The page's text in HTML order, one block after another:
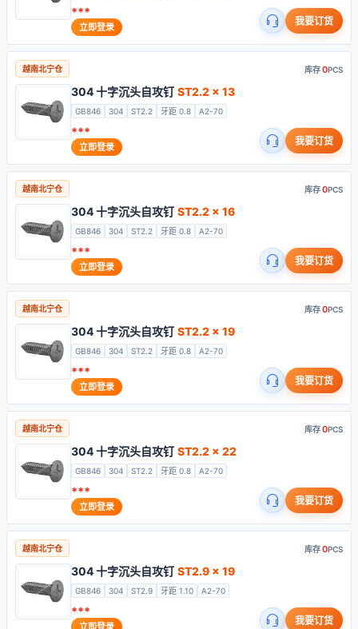
***
立即登录 我要订货
越南北宁仓 库存0PCS
304 十字沉头自攻钉 ST2.2 x 13
GB846 304 ST2.2 牙距 0.8 A2-70
***
立即登录 我要订货
越南北宁仓 库存0PCS
304 十字沉头自攻钉 ST2.2 x 16
GB846 304 ST2.2 牙距 0.8 A2-70
***
立即登录 我要订货
越南北宁仓 库存0PCS
304 十字沉头自攻钉 ST2.2 x 19
GB846 304 ST2.2 牙距 0.8 A2-70
***
立即登录 我要订货
越南北宁仓 库存0PCS
304 十字沉头自攻钉 ST2.2 x 22
GB846 304 ST2.2 牙距 0.8 A2-70
***
立即登录 我要订货
越南北宁仓 库存0PCS
304 十字沉头自攻钉 ST2.9 x 19
GB846 304 ST2.9 牙距 1.10 A2-70
***
立即登录 我要订货